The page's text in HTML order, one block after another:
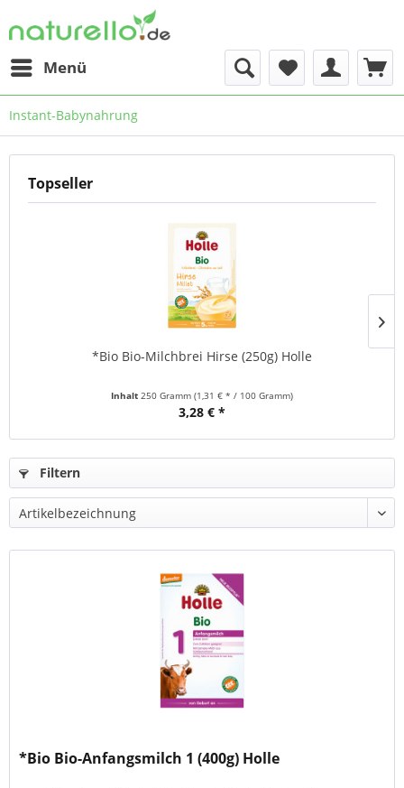
Menü
Instant-Babynahrung
Topseller
*Bio Bio-Milchbrei Hirse (250g) Holle
Inhalt 250 Gramm (1,31 € * / 100 Gramm)
3,28 € *
Filtern
*Bio Bio-Anfangsmilch 1 (400g) Holle